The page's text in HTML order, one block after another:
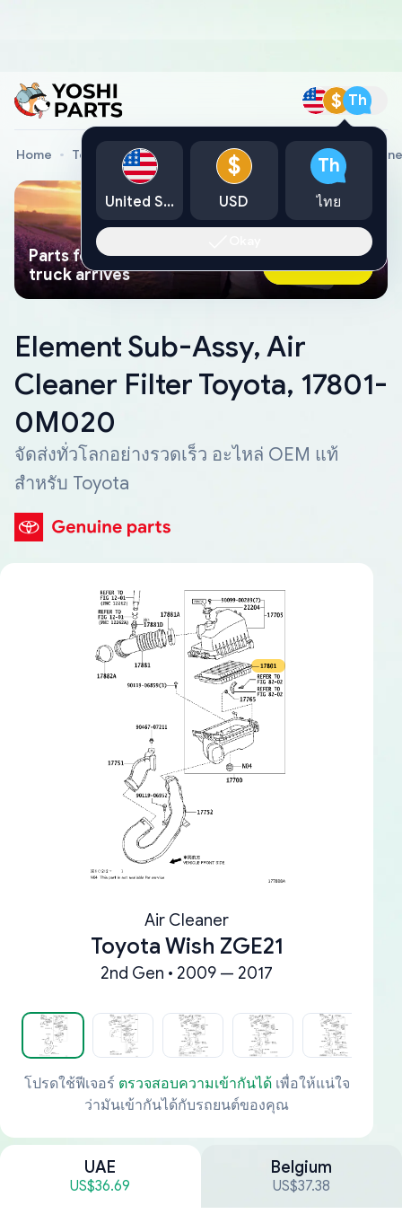
$ Th
Home Toyota Genuine Parts Element Sub-Assy, Air
Parts found faster than a tow
truck arrives
Ask AI Now
Element Sub-Assy, Air
Cleaner Filter Toyota, 17801-
0M020
จัดส่งทั่วโลกอย่างรวดเร็ว อะไหล่ OEM แท้
สำหรับ Toyota
Air Cleaner
Toyota Wish ZGE21
2nd Gen • 2009 — 2017
โปรดใช้ฟีเจอร์ ตรวจสอบความเข้ากันได้เพื่อให้แน่ใจ
ว่ามันเข้ากันได้กับรถยนต์ของคุณ
UAE
US$36.69
Belgium
US$37.38
United States
$
USD
Th
ไทย